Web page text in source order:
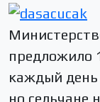
предложило
каждый день
но сельчане